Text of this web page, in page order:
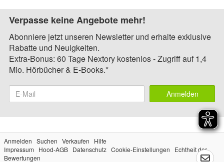
Verpasse keine Angebote mehr!
Abonniere jetzt unseren Newsletter und erhalte exklusive
Rabatte und Neuigkeiten.
Extra-Bonus: 60 Tage Nextory kostenlos - Zugriff auf 1,4
Mio. Hörbücher & E-Books.*
Anmelden
Anmelden Suchen Verkaufen
Hilfe
Impressum
Hood-AGB Datenschutz Cookie-Einstellungen
Echtheit der
Bewertungen